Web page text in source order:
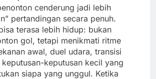
cenderung jadi lebih
pertandingan secara penuh.
terasa lebih hidup: bukan
gol, tetapi menikmati ritme
awal, duel udara, transisi
keputusan kecil yang
siapa yang unggul. Ketika